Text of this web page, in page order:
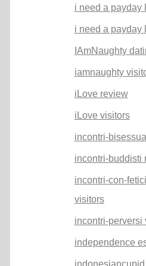
i need a payday
i need a payday
IAmNaughty
iamnaughty
iLove review
iLove visitors
incontri-
incontri-buddisti
incontri-con-
visitors
incontri-perversi
independence